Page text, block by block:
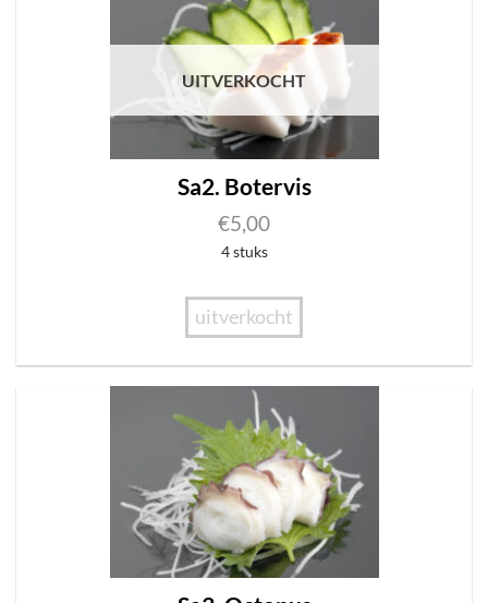
UITVERKOCHT
Sa2. Botervis
€5,00
4 stuks
uitverkocht